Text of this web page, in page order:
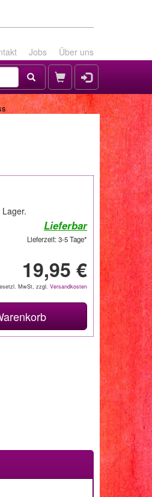
Jobs Über uns
Lieferbar
Lieferzeit: 3-5 Tage*
19,95 €
MwSt, zzgl. Versandkosten